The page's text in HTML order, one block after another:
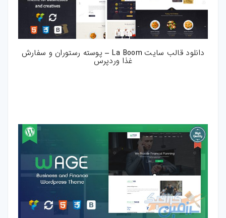
دانلود قالب سایت La Boom – پوسته رستوران و سفارش
غذا وردپرس